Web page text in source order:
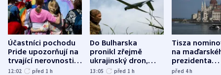
Účastníci pochodu
Pride upozorňují na
trvající nerovnosti i
společenskou
12:02 před 1 h
Do Bulharska
pronikl zřejmě
ukrajinský dron,
explodoval kilometr
13:05 před 1 h
Tisza
na
prezidenta
bývalého
před 4h